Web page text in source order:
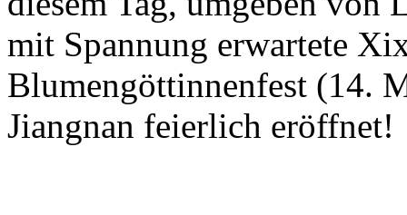
mit Spannung erwartete
Blumengöttinnenfest (14.
Jiangnan feierlich eröffnet!